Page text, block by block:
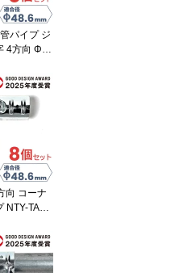
パイプ ジ
4方向 Φ4
TA4 クロ
ス止め ク
倉庫 小屋
自作 DIY
向 コーナ
NTY-TA19
ジョイン
不要 接続
後付け ク
ンス 自作